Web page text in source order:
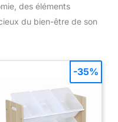
des éléments
du bien-être de son
-35%